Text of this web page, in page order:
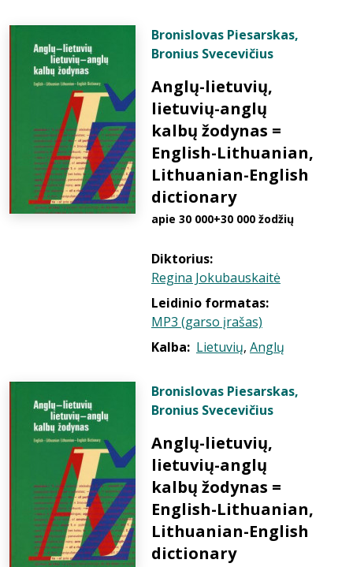
Bronislovas Piesarskas,
Bronius Svecevičius
Anglų-lietuvių,
lietuvių-anglų
kalbų žodynas =
English-Lithuanian,
Lithuanian-English
dictionary
apie 30 000+30 000 žodžių
Diktorius:
Regina Jokubauskaitė
Leidinio formatas:
MP3 (garso įrašas)
Kalba: Lietuvių, Anglų
Bronislovas Piesarskas,
Bronius Svecevičius
Anglų-lietuvių,
lietuvių-anglų
kalbų žodynas =
English-Lithuanian,
Lithuanian-English
dictionary